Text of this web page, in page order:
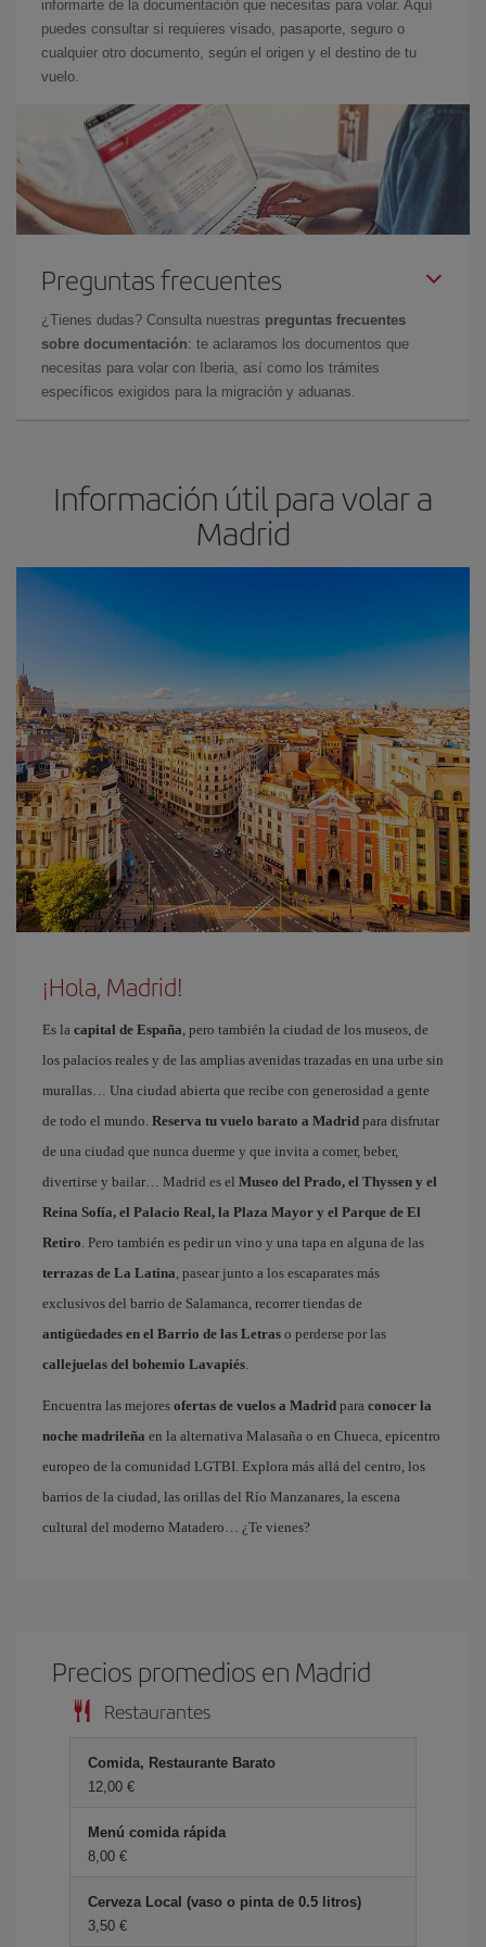
informarte de la documentación que necesitas para volar. Aquí
puedes consultar si requieres visado, pasaporte, seguro o
cualquier otro documento, según el origen y el destino de tu
vuelo.
Preguntas frecuentes
¿Tienes dudas? Consulta nuestras preguntas frecuentes
sobre documentación: te aclaramos los documentos que
necesitas para volar con Iberia, así como los trámites
específicos exigidos para la migración y aduanas.
Información útil para volar a
Madrid
¡Hola, Madrid!
Es la capital de España, pero también la ciudad de los museos, de
los palacios reales y de las amplias avenidas trazadas en una urbe sin
murallas… Una ciudad abierta que recibe con generosidad a gente
de todo el mundo. Reserva tu vuelo barato a Madrid para disfrutar
de una ciudad que nunca duerme y que invita a comer, beber,
divertirse y bailar… Madrid es el Museo del Prado, el Thyssen y el
Reina Sofía, el Palacio Real, la Plaza Mayor y el Parque de El
Retiro. Pero también es pedir un vino y una tapa en alguna de las
terrazas de La Latina, pasear junto a los escaparates más
exclusivos del barrio de Salamanca, recorrer tiendas de
antigüedades en el Barrio de las Letras o perderse por las
callejuelas del bohemio Lavapiés.
Encuentra las mejores ofertas de vuelos a Madrid para conocer la
noche madrileña en la alternativa Malasaña o en Chueca, epicentro
europeo de la comunidad LGTBI. Explora más allá del centro, los
barrios de la ciudad, las orillas del Río Manzanares, la escena
cultural del moderno Matadero… ¿Te vienes?
Precios promedios en Madrid
Restaurantes
Comida, Restaurante Barato
12,00 €
Menú comida rápida
8,00 €
Cerveza Local (vaso o pinta de 0.5 litros)
3,50 €